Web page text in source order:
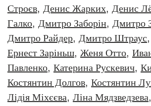
Строєв, Денис Жарких, Денис
Галко, Дмитро Заборiн, Дмитро
Дмитро Райдер, Дмитро Штраус,
Ернест Заріньш, Женя Отто,
Павленко, Катерина Рускевич,
Костянтин Долгов, Костянтин
Лідія Міхєєва, Ліна Мядзведзева,